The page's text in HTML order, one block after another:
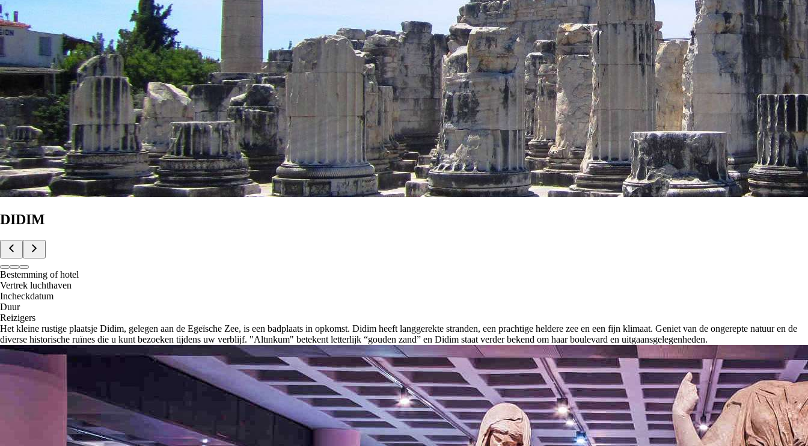
DIDIM
Bestemming of hotel
Vertrek luchthaven
Incheckdatum
Duur
Reizigers
Het kleine rustige plaatsje Didim, gelegen aan de Egeïsche Zee, is een badplaats in opkomst. Didim heeft langgerekte stranden, een prachtige heldere zee en een fijn klimaat. Geniet van de ongerepte natuur en de
diverse historische ruïnes die u kunt bezoeken tijdens uw verblijf. "Altınkum" betekent letterlijk “gouden zand” en Didim staat verder bekend om haar boulevard en uitgaansgelegenheden.